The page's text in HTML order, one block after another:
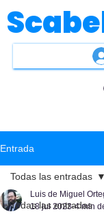
Entrada
Todas las entradas
Todas las entradas
Luis de Miguel
18 jul 2023 4 min